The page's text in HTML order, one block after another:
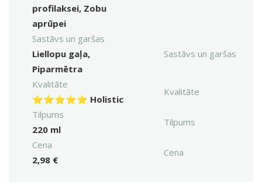
profilaksei, Zobu
aprūpei
Sastāvs un garšas
Liellopu gaļa,
Piparmētra
Sastāvs un garšas
Kvalitāte
⭐⭐⭐⭐⭐ Holistic
Kvalitāte
Tilpums
220 ml
Tilpums
Cena
2,98 €
Cena